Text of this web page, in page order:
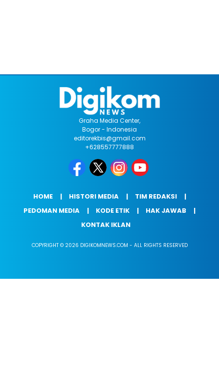
Graha Media Center,
Bogor - Indonesia
editorekbis@gmail.com
+628557777888
HOME HISTORI MEDIA
TIM REDAKSI
PEDOMAN MEDIA
KODE ETIK
HAK JAWAB
KONTAK IKLAN
COPYRIGHT © 2026 DIGIKOMNEWS.COM - ALL RIGHTS RESERVED